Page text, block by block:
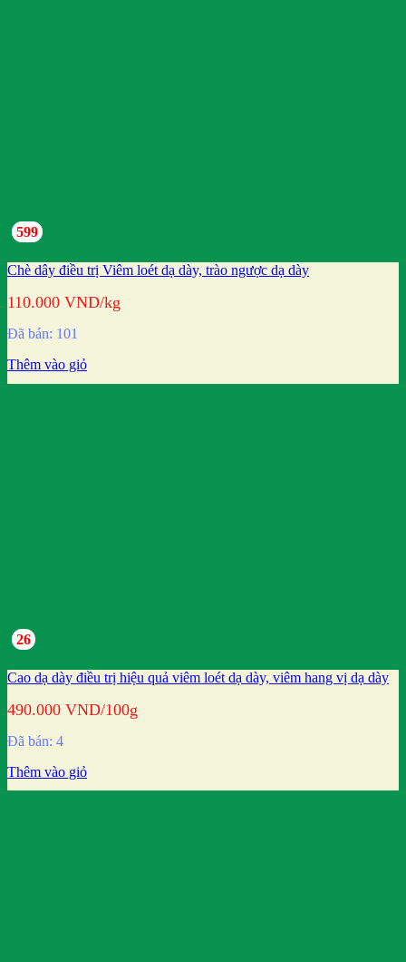
599
Chè dây điều trị Viêm loét dạ dày, trào ngược dạ dày
110.000 VND/kg
Đã bán: 101
Thêm vào giỏ
26
Cao dạ dày điều trị hiệu quả viêm loét dạ dày, viêm hang vị dạ dày
490.000 VND/100g
Đã bán: 4
Thêm vào giỏ